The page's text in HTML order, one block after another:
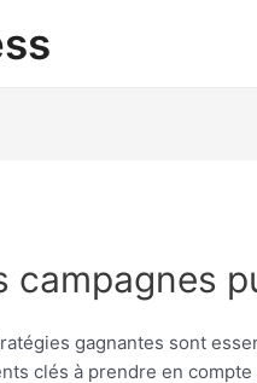
campagnes
gagnantes sont
clés à prendre en